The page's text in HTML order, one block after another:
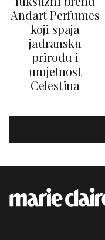
Andart Perfumes
koji spaja
jadransku
prirodu i
umjetnost
Celestina